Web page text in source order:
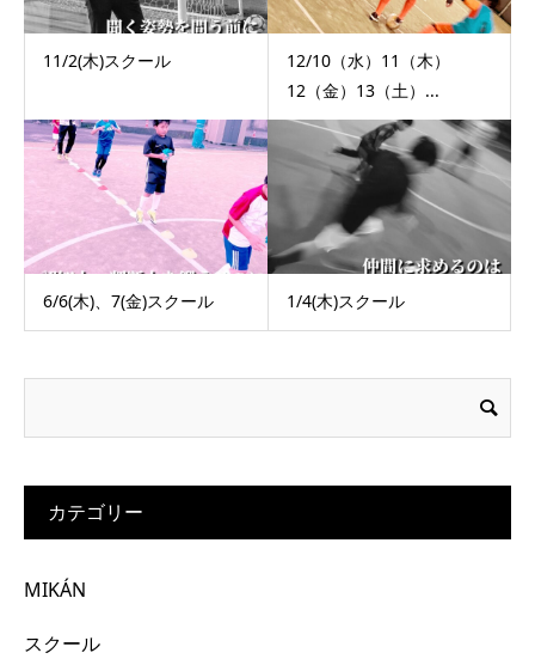
11/2(木)スクール
12/10（水）11（木）
12（金）13（土）...
6/6(木)、7(金)スクール 1/4(木)スクール
カテゴリー
MIKÁN
スクール